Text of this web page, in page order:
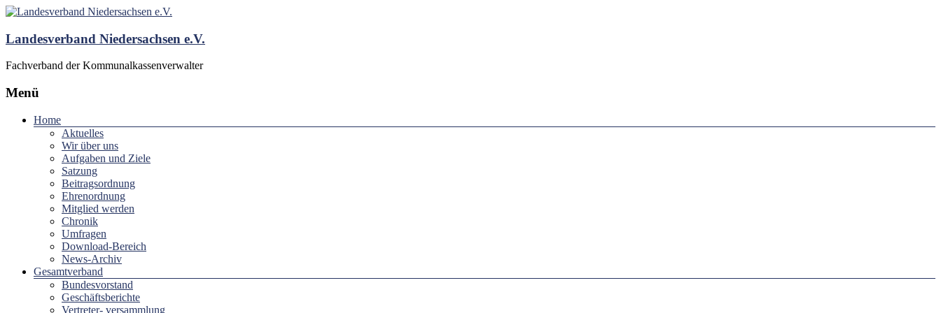
Landesverband Niedersachsen e.V.
Fachverband der Kommunalkassenverwalter
Menü
Home
Aktuelles
Wir über uns
Aufgaben und Ziele
Satzung
Beitragsordnung
Ehrenordnung
Mitglied werden
Chronik
Umfragen
Download-Bereich
News-Archiv
Gesamtverband
Bundesvorstand
Geschäftsberichte
Vertreter- versammlung